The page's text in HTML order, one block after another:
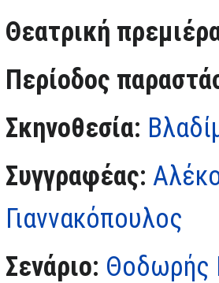
Θεατρική
Περίοδος
Σκηνοθεσία:
Συγγραφέας:
Γιαννακόπουλος
Σενάριο: Θοδωρής